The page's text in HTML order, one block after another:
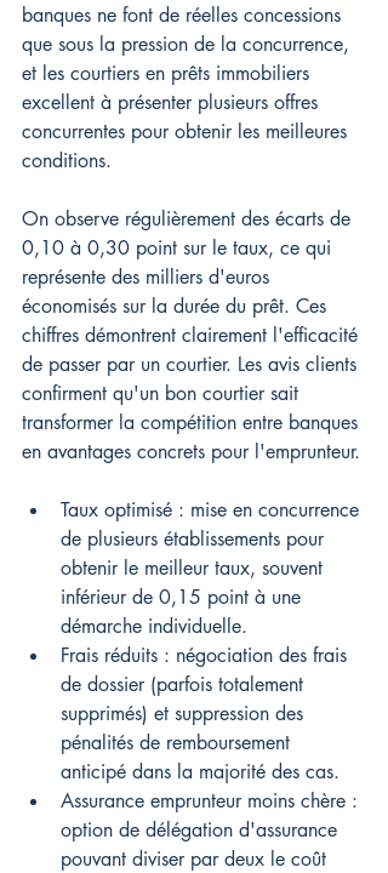
banques ne font de réelles concessions
que sous la pression de la concurrence,
et les courtiers en prêts immobiliers
excellent à présenter plusieurs offres
concurrentes pour obtenir les meilleures
conditions.
On observe régulièrement des écarts de
0,10 à 0,30 point sur le taux, ce qui
représente des milliers d'euros
économisés sur la durée du prêt. Ces
chiffres démontrent clairement l'efficacité
de passer par un courtier. Les avis clients
confirment qu'un bon courtier sait
transformer la compétition entre banques
en avantages concrets pour l'emprunteur.
Taux optimisé : mise en concurrence
de plusieurs établissements pour
obtenir le meilleur taux, souvent
inférieur de 0,15 point à une
démarche individuelle.
Frais réduits : négociation des frais
de dossier (parfois totalement
supprimés) et suppression des
pénalités de remboursement
anticipé dans la majorité des cas.
Assurance emprunteur moins chère :
option de délégation d'assurance
pouvant diviser par deux le coût